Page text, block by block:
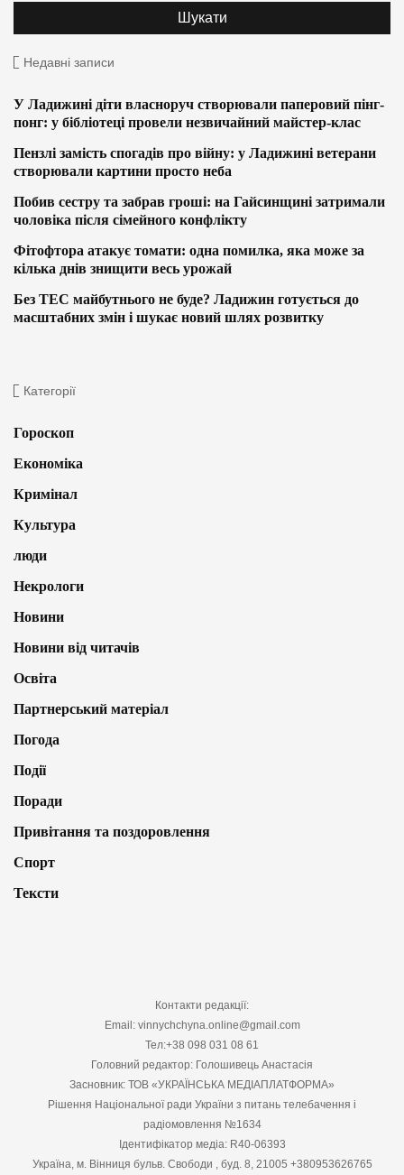
Недавні записи
У Ладижині діти власноруч створювали паперовий пінг-
понг: у бібліотеці провели незвичайний майстер-клас
Пензлі замість спогадів про війну: у Ладижині ветерани
створювали картини просто неба
Побив сестру та забрав гроші: на Гайсинщині затримали
чоловіка після сімейного конфлікту
Фітофтора атакує томати: одна помилка, яка може за
кілька днів знищити весь урожай
Без ТЕС майбутнього не буде? Ладижин готується до
масштабних змін і шукає новий шлях розвитку
Категорії
Гороскоп
Економіка
Кримінал
Культура
люди
Некрологи
Новини
Новини від читачів
Освіта
Партнерський матеріал
Погода
Події
Поради
Привітання та поздоровлення
Спорт
Тексти
Контакти редакції:
Email: vinnychchyna.online@gmail.com
Тел:+38 098 031 08 61
Головний редактор: Голошивець Анастасія
Засновник: ТОВ «УКРАЇНСЬКА МЕДІАПЛАТФОРМА»
Рішення Національної ради України з питань телебачення і
радіомовлення №1634
Ідентифікатор медіа: R40-06393
Україна, м. Вінниця бульв. Свободи , буд. 8, 21005 +380953626765